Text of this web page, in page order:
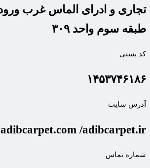
طبقه سوم واحد ۳۰۹
کد پستی
۱۴۵۳۷۴۶۱۸۶
آدرس سایت
adibcarpet.com /adibcarpet.ir
شماره تماس